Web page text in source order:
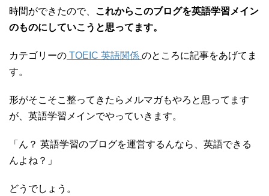
時間ができたので、 これからこのブログを英語学習メイン
のものにしていこうと思ってます。
カテゴリーの TOEIC 英語関係 のところに記事をあげてま
す。
形がそこそこ整ってきたらメルマガもやろと思ってます
が、英語学習メインでやっていきます。
「ん？ 英語学習のブログを運営するんなら、英語できる
んよね？」
どうでしょう。